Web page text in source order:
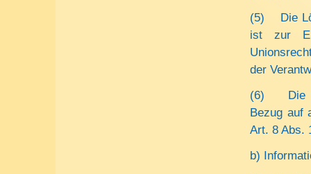
(5) Die
ist zur
der
(6) Die
Bezug auf
Art. 8 Abs.
b)